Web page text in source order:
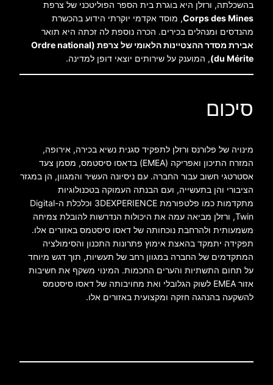
בהשכלתה, ורזלן היא בוגרת בית הספר הפוליטכני של צרפת
Corps des Mines, מוסד אקדמי יוקרתי הידוע בהכשרת
מהנדסים ומנהלים בכירים. הכרה נוספת לה זכתה היא תואר
אבירת מסדר ההצטיינות הלאומי של צרפת (Ordre national
du Mérite) , המוענק על שירותים יוצאי דופן למדינה.
סיכום
מינויה של פלורנס ורזלן לתפקיד סגנית נשיא בכירה, אירופה,
המזרח התיכון ואפריקה (EMEA) בדאסו סיסטמס, מסמן צעד
אסטרטגי חשוב עבור החברה. עם ניסיונה העשיר והמגוון, הן במגזר
הציבורי והן בתעשייה, ועם הבנתה העמוקה בטכנולוגיות
מתקדמות כמו פלטפורמת 3DEXPERIENCE וכלכלת ה-Digital
Twin, ורזלן מביאה עמה את היכולות הנדרשות להובלת צמיחה
משמעותית ולהרחבת נוכחותה של דאסו סיסטמס באזורים אלו.
תפקידה יתמקד בהאצת אימוץ פתרונות התכנון והסימולציה
המתקדמים של החברה במגוון רחב של תעשיות, תוך דגש מיוחד
על תחום התשתיות והערים החכמות. המינוי משקף את חשיבות
אזור EMEA לשוק הגלובלי ואת מחויבותה של דאסו סיסטמס
להשקעה בהנהגה חזקה ומקצועית באזורים אלו.